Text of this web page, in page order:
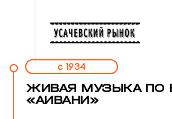
c 1934
ЖИВАЯ МУЗЫКА ПО
«АИВАНИ»